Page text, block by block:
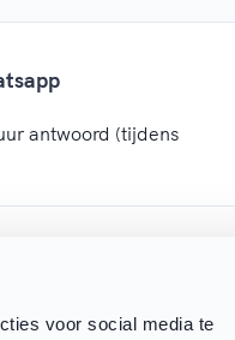
voor social media te
antwoord (tijdens
(tijdens werkdagen)